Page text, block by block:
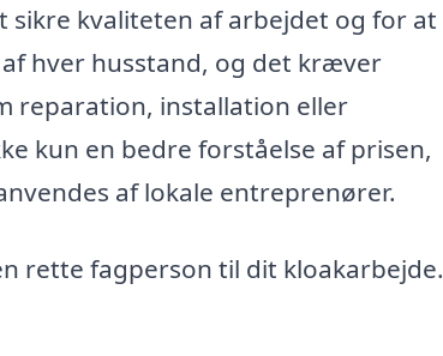
kvaliteten af arbejdet og for at
hver husstand, og det kræver
reparation, installation eller
kun en bedre forståelse af prisen,
af lokale entreprenører.
rette fagperson til dit kloakarbejde.